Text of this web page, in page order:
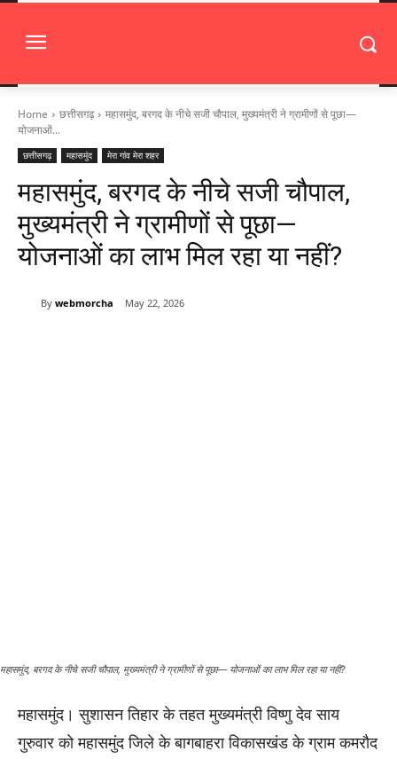
Home छत्तीसगढ़
महासमुंद, बरगद के नीचे सजी चौपाल, मुख्यमंत्री ने ग्रामीणों से पूछा—
योजनाओं...
छत्तीसगढ़ महासमुंद मेरा गांव मेरा शहर
महासमुंद, बरगद के नीचे सजी चौपाल,
मुख्यमंत्री ने ग्रामीणों से पूछा—
योजनाओं का लाभ मिल रहा या नहीं?
By webmorcha May 22, 2026
महासमुंद, बरगद के नीचे सजी चौपाल, मुख्यमंत्री ने ग्रामीणों से पूछा— योजनाओं का लाभ मिल रहा या नहीं?
महासमुंद। सुशासन तिहार के तहत मुख्यमंत्री विष्णु देव साय
गुरुवार को महासमुंद जिले के बागबाहरा विकासखंड के ग्राम कमरौद